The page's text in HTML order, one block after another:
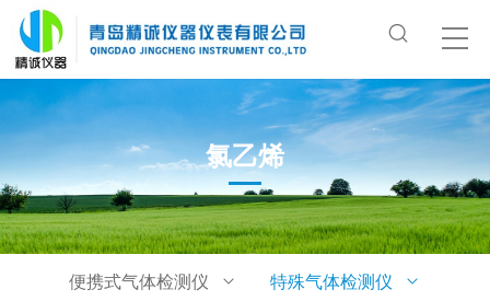
氯乙烯
便携式气体检测仪 特殊气体检测仪